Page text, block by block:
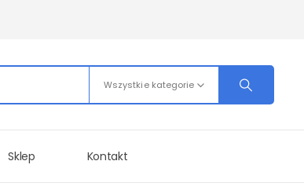
Wszystkie kategorie
Sklep Kontakt